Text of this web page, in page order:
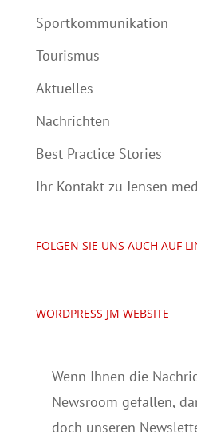
Sportkommunikation
Tourismus
Aktuelles
Nachrichten
Best Practice Stories
Ihr Kontakt zu Jensen
FOLGEN SIE UNS AUCH AUF
WORDPRESS JM WEBSITE
Wenn Ihnen die
Newsroom gefallen,
doch unseren